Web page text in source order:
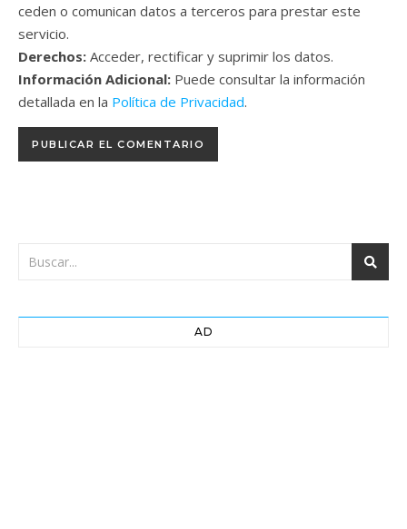
ceden o comunican datos a terceros para prestar este
servicio.
Derechos: Acceder, rectificar y suprimir los datos.
Información Adicional: Puede consultar la información
detallada en la Política de Privacidad.
AD